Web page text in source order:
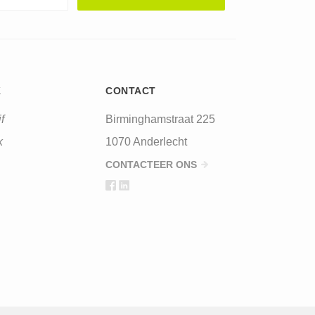
CONTACT
Birminghamstraat 225
1070 Anderlecht
CONTACTEER ONS